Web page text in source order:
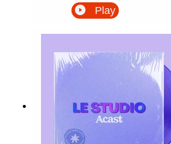
le London Podcast Show !
Play